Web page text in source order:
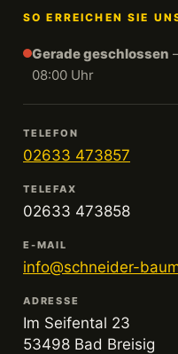
SO ERREICHEN SIE
Gerade geschlossen
08:00 Uhr
TELEFON
02633 473857
TELEFAX
02633 473858
E-MAIL
info@schneider-
ADRESSE
Im Seifental 23
53498 Bad Breisig